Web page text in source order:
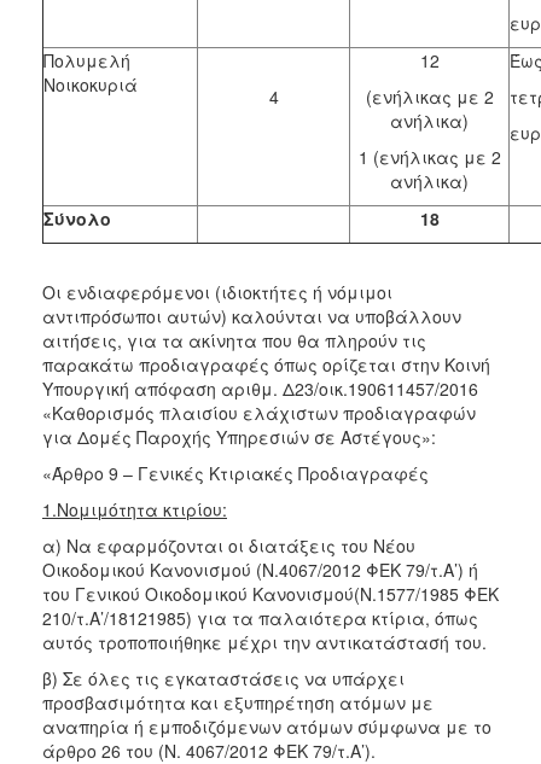
Πολυμελή
Νοικοκυριά
4
12
(ενήλικας με 2
ανήλικα)
1 (ενήλικας με 2
ανήλικα)
Σύνολο 18
Οι ενδιαφερόμενοι (ιδιοκτήτες ή νόμιμοι
αντιπρόσωποι αυτών) καλούνται να υποβάλλουν
αιτήσεις, για τα ακίνητα που θα πληρούν τις
παρακάτω προδιαγραφές όπως ορίζεται στην Κοινή
Υπουργική απόφαση αριθμ. Δ23/οικ.190611457/2016
«Καθορισμός πλαισίου ελάχιστων προδιαγραφών
για Δομές Παροχής Υπηρεσιών σε Αστέγους»:
«Άρθρο 9 – Γενικές Κτιριακές Προδιαγραφές
1.Νομιμότητα κτιρίου:
α) Να εφαρμόζονται οι διατάξεις του Νέου
Οικοδομικού Κανονισμού (Ν.4067/2012 ΦΕΚ 79/τ.Α’) ή
του Γενικού Οικοδομικού Κανονισμού(Ν.1577/1985 ΦΕΚ
210/τ.Α’/18121985) για τα παλαιότερα κτίρια, όπως
αυτός τροποποιήθηκε μέχρι την αντικατάστασή του.
β) Σε όλες τις εγκαταστάσεις να υπάρχει
προσβασιμότητα και εξυπηρέτηση ατόμων με
αναπηρία ή εμποδιζόμενων ατόμων σύμφωνα με το
άρθρο 26 του (Ν. 4067/2012 ΦΕΚ 79/τ.Α’).